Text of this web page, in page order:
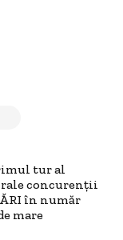
tur al
concurenții
în număr
mare